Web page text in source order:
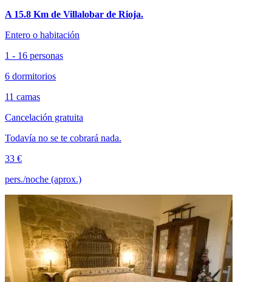
A 15.8 Km de Villalobar de Rioja.
Entero o habitación
1 - 16 personas
6 dormitorios
11 camas
Cancelación gratuita
Todavía no se te cobrará nada.
33 €
pers./noche (aprox.)